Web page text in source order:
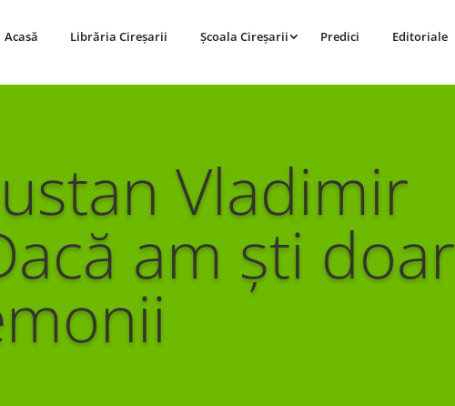
Acasă Librăria Cireșarii Școala Cireșarii Predici Editoriale
Vladimir
am ști doar